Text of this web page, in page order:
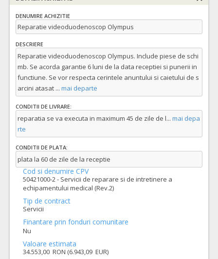
DENUMIRE ACHIZITIE
Reparatie videoduodenoscop Olympus
DESCRIERE
Reparatie videoduodenoscop Olympus. Include piese de schi
mb. Se acorda garantie 6 luni de la data receptiei si punerii in
functiune. Se vor respecta cerintele anuntului si caietului de s
arcini atasat ... mai departe
CONDITII DE LIVRARE:
reparatia se va executa in maximum 45 de zile de l... mai depa
rte
CONDITII DE PLATA:
plata la 60 de zile de la receptie
Cod si denumire CPV
50421000-2 - Servicii de reparare si de intretinere a
echipamentului medical (Rev.2)
Tip de contract
Servicii
Finantare prin fonduri comunitare
Nu
Valoare estimata
34.553,00 RON (6.943,09 EUR)